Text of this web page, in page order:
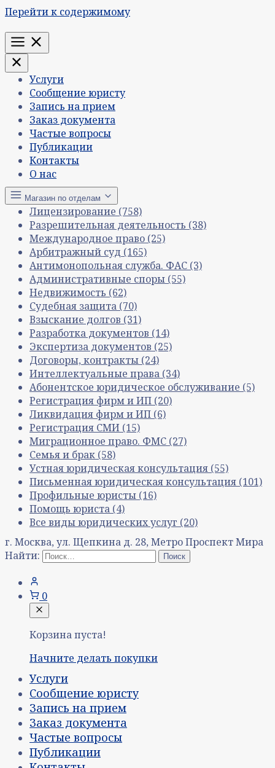
Перейти к содержимому
Меню
Услуги
Сообщение юристу
Запись на прием
Заказ документа
Частые вопросы
Публикации
Контакты
О нас
Магазин по отделам
Лицензирование (758)
Разрешительная деятельность (38)
Международное право (25)
Арбитражный суд (165)
Антимонопольная служба. ФАС (3)
Административные споры (55)
Недвижимость (62)
Судебная защита (70)
Взыскание долгов (31)
Разработка документов (14)
Экспертиза документов (25)
Договоры, контракты (24)
Интеллектуальные права (34)
Абонентское юридическое обслуживание (5)
Регистрация фирм и ИП (20)
Ликвидация фирм и ИП (6)
Регистрация СМИ (15)
Миграционное право. ФМС (27)
Семья и брак (58)
Устная юридическая консультация (55)
Письменная юридическая консультация (101)
Профильные юристы (16)
Помощь юриста (4)
Все виды юридических услуг (20)
г. Москва, ул. Щепкина д. 28, Метро Проспект Мира
Найти:
0
Корзина пуста!
Начните делать покупки
Услуги
Сообщение юристу
Запись на прием
Заказ документа
Частые вопросы
Публикации